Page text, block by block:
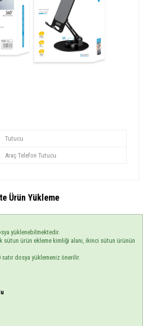
Tutucu
Araç Telefon Tutucu
Ürün Yükleme
yüklenebilmektedir.
sütun ürün ekleme kimliği alanı, ikinci sütun ürünün
satır dosya yüklemeniz önerilir.